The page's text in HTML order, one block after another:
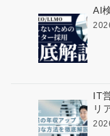
AI
IT
リ